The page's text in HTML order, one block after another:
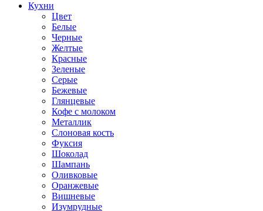
Кухни
Цвет
Белые
Черные
Желтые
Красные
Зеленые
Серые
Бежевые
Глянцевые
Кофе с молоком
Металлик
Слоновая кость
Фуксия
Шоколад
Шампань
Оливковые
Оранжевые
Вишневые
Изумрудные